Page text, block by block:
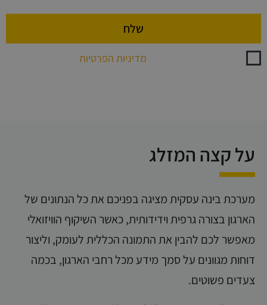
מדיניות הפרטיות
על קצה המזלג
מערכת בינה עסקית מציגה בפניכם את כל הנתונים של
הארגון בצורה גרפית וידידותית, כאשר השיקוף הוויזואלי
מאפשר לכם להבין את התמונה הכללית לעומק, וליצור
דוחות מגוונים על סמך מידע מכל רחבי הארגון, בכמה
צעדים פשוטים.